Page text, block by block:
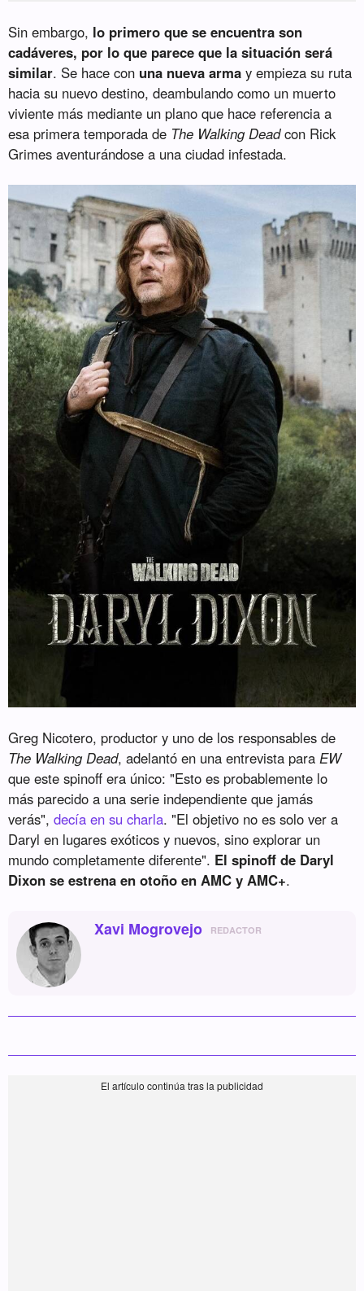
Sin embargo, lo primero que se encuentra son
cadáveres, por lo que parece que la situación será
similar. Se hace con una nueva arma y empieza su ruta
hacia su nuevo destino, deambulando como un muerto
viviente más mediante un plano que hace referencia a
esa primera temporada de The Walking Deadcon Rick
Grimes aventurándose a una ciudad infestada.
Greg Nicotero, productor y uno de los responsables de
The Walking Dead, adelantó en una entrevista paraEW
que este spinoff era único: "Esto es probablemente lo
más parecido a una serie independiente que jamás
verás",decía en su charla. "El objetivo no es solo ver a
Daryl en lugares exóticos y nuevos, sino explorar un
mundo completamente diferente". El spinoff de Daryl
Dixon se estrena en otoño en AMC y AMC+.
Xavi Mogrovejo REDACTOR